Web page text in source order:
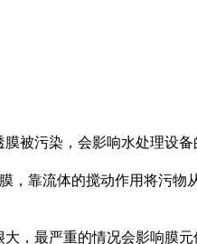
被污染，会影响水处理设备
靠流体的搅动作用将污物
，最严重的情况会影响膜元